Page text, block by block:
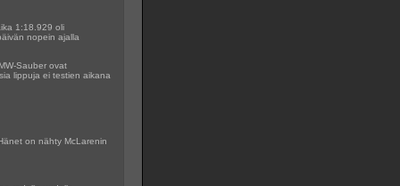
1:18.929 oli
nopein ajalla
Sauber ovat
lippuja ei testien aikana
on nähty McLarenin